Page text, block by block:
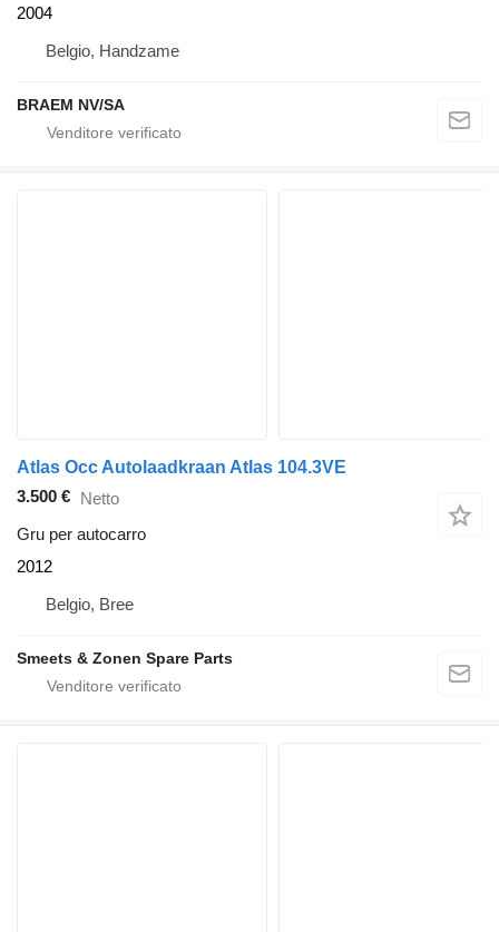
2004
Belgio, Handzame
BRAEM NV/SA
Atlas Occ Autolaadkraan Atlas 104.3VE
3.500 € Netto
Gru per autocarro
2012
Belgio, Bree
Smeets & Zonen Spare Parts